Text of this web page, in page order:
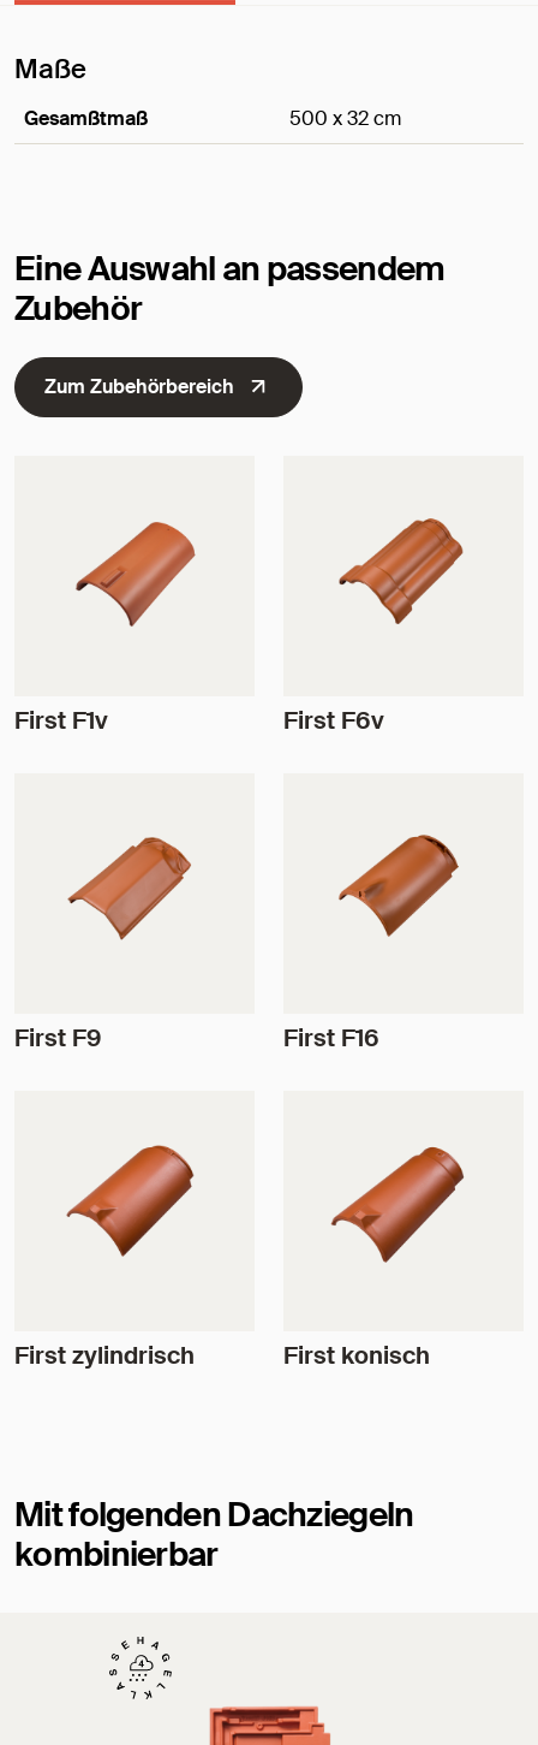
Maße
Gesamßtmaß 500 x 32 cm
Eine Auswahl an passendem
Zubehör
Zum Zubehörbereich
First F1v First F6v
First F9 First F16
First zylindrisch First konisch
Mit folgenden Dachziegeln
kombinierbar